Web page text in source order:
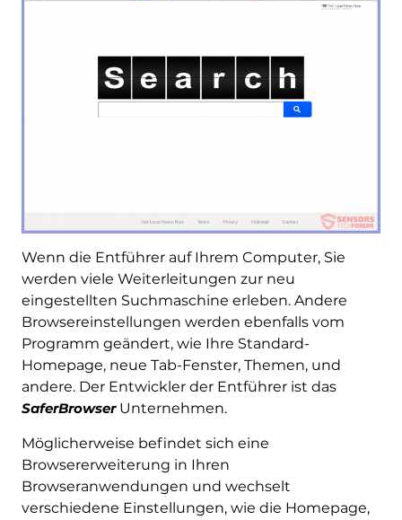
Wenn die Entführer auf Ihrem Computer, Sie
werden viele Weiterleitungen zur neu
eingestellten Suchmaschine erleben. Andere
Browsereinstellungen werden ebenfalls vom
Programm geändert, wie Ihre Standard-
Homepage, neue Tab-Fenster, Themen, und
andere. Der Entwickler der Entführer ist das
SaferBrowserUnternehmen.
Möglicherweise befindet sich eine
Browsererweiterung in Ihren
Browseranwendungen und wechselt
verschiedene Einstellungen, wie die Homepage,